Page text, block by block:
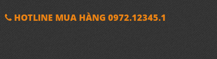
HOTLINE MUA HÀNG 0972.12345.1